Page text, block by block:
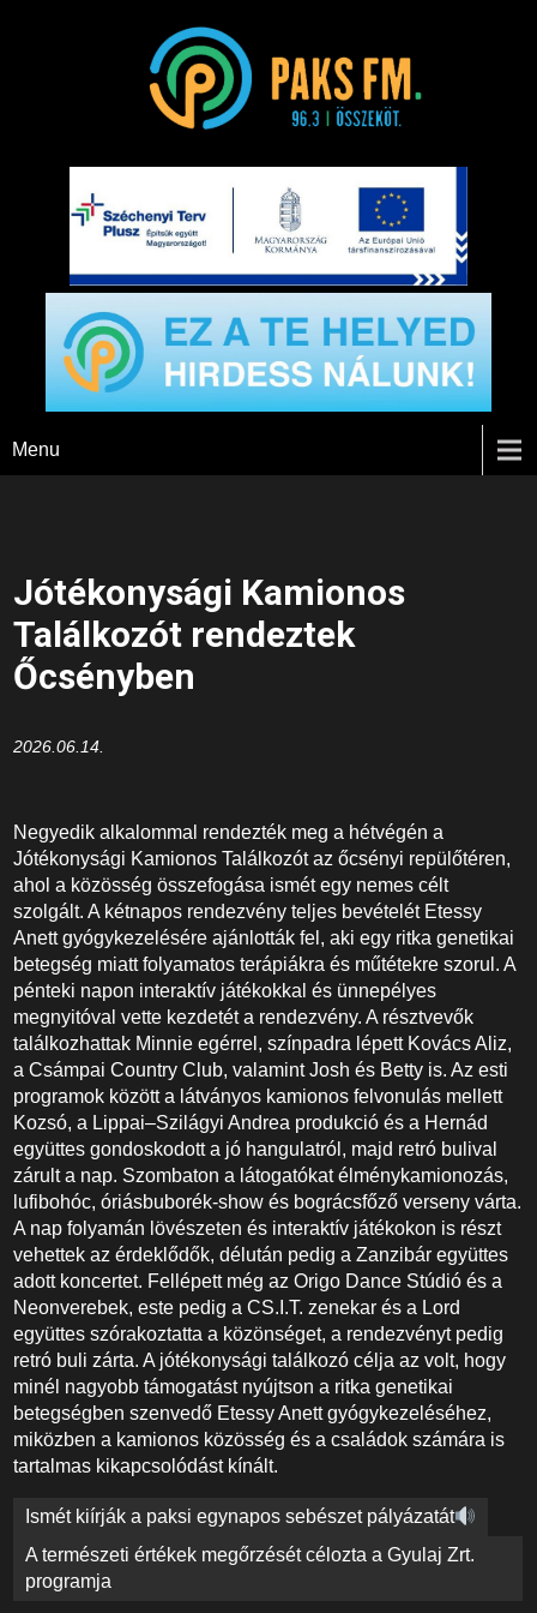
Paks FM
Menu
Jótékonysági Kamionos
Találkozót rendeztek
Őcsényben
2026.06.14.
Negyedik alkalommal rendezték meg a hétvégén a
Jótékonysági Kamionos Találkozót az őcsényi repülőtéren,
ahol a közösség összefogása ismét egy nemes célt
szolgált. A kétnapos rendezvény teljes bevételét Etessy
Anett gyógykezelésére ajánlották fel, aki egy ritka genetikai
betegség miatt folyamatos terápiákra és műtétekre szorul. A
pénteki napon interaktív játékokkal és ünnepélyes
megnyitóval vette kezdetét a rendezvény. A résztvevők
találkozhattak Minnie egérrel, színpadra lépett Kovács Aliz,
a Csámpai Country Club, valamint Josh és Betty is. Az esti
programok között a látványos kamionos felvonulás mellett
Kozsó, a Lippai–Szilágyi Andrea produkció és a Hernád
együttes gondoskodott a jó hangulatról, majd retró bulival
zárult a nap. Szombaton a látogatókat élménykamionozás,
lufibohóc, óriásbuborék-show és bográcsfőző verseny várta.
A nap folyamán lövészeten és interaktív játékokon is részt
vehettek az érdeklődők, délután pedig a Zanzibár együttes
adott koncertet. Fellépett még az Origo Dance Stúdió és a
Neonverebek, este pedig a CS.I.T. zenekar és a Lord
együttes szórakoztatta a közönséget, a rendezvényt pedig
retró buli zárta. A jótékonysági találkozó célja az volt, hogy
minél nagyobb támogatást nyújtson a ritka genetikai
betegségben szenvedő Etessy Anett gyógykezeléséhez,
miközben a kamionos közösség és a családok számára is
tartalmas kikapcsolódást kínált.
Bejegyzés
navigáció
Ismét kiírják a paksi egynapos sebészet pályázatát
A természeti értékek megőrzését célozta a Gyulaj Zrt.
programja